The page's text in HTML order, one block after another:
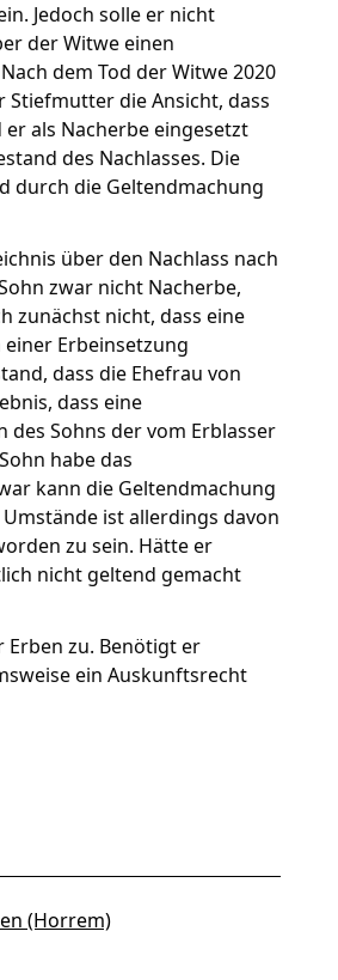
Jedoch solle er nicht
der Witwe einen
dem Tod der Witwe 2020
die Ansicht, dass
als Nacherbe eingesetzt
des Nachlasses. Die
durch die Geltendmachung
über den Nachlass nach
zwar nicht Nacherbe,
zunächst nicht, dass eine
Erbeinsetzung
dass die Ehefrau von
dass eine
Sohns der vom Erblasser
habe das
kann die Geltendmachung
ist allerdings davon
zu sein. Hätte er
nicht geltend gemacht
zu. Benötigt er
ein Auskunftsrecht
(Horrem)